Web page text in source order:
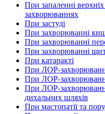
При запаленні
захворюваннях
При застуді
При захворюванні
При захворюванні
При захворюванні
При катаракті
При ЛОР-
При ЛОР-
При ЛОР-
дихальних шляхів
При мастопатії та